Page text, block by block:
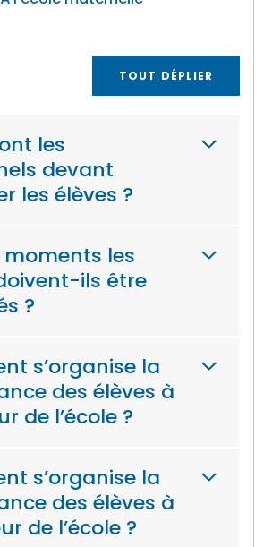
TOUT DÉPLIER
les
devant
les élèves ?
moments les
ils être
?
s’organise la
des élèves à
de l’école ?
s’organise la
des élèves à
de l’école ?